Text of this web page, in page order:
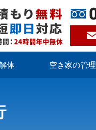
体 空き家の管理